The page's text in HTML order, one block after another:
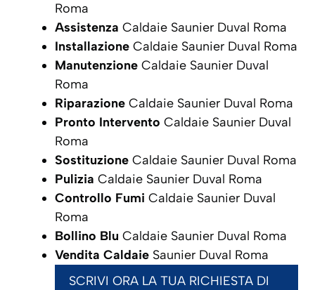
Roma
Assistenza Caldaie Saunier Duval Roma
Installazione Caldaie Saunier Duval Roma
Manutenzione Caldaie Saunier Duval
Roma
Riparazione Caldaie Saunier Duval Roma
Pronto Intervento Caldaie Saunier Duval
Roma
Sostituzione Caldaie Saunier Duval Roma
Pulizia Caldaie Saunier Duval Roma
Controllo Fumi Caldaie Saunier Duval
Roma
Bollino Blu Caldaie Saunier Duval Roma
Vendita Caldaie Saunier Duval Roma
SCRIVI ORA LA TUA RICHIESTA DI